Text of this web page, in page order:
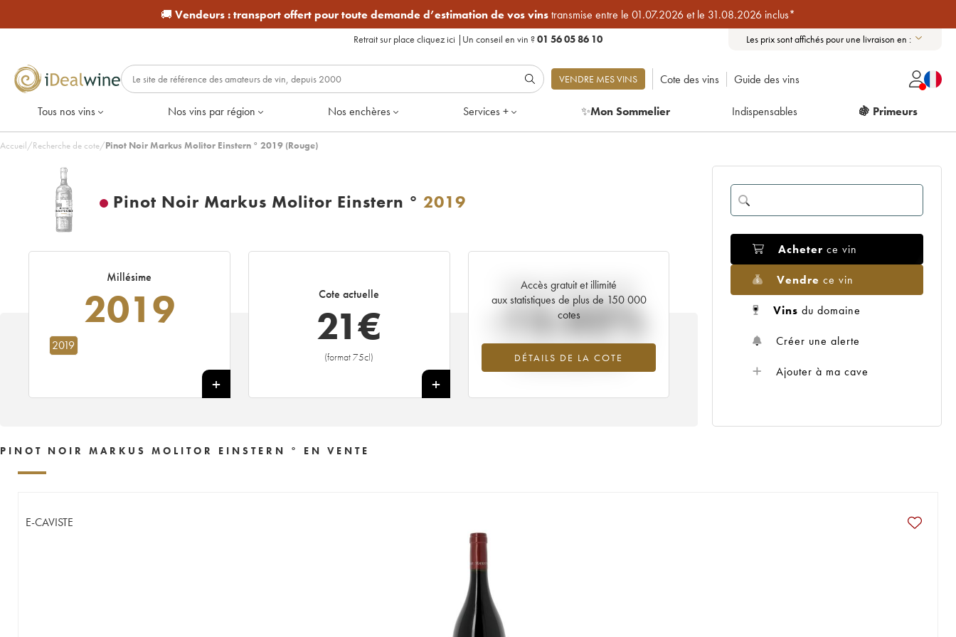
🚚 Vendeurs :transport offert pour toute demande d’estimation de vos vinstransmise entre le 01.07.2026 et le 31.08.2026 inclus*
Retrait sur place cliquez ici | Un conseil en vin ?01 56 05 86 10 Les prix sont affichés pour une livraison en :
VENDRE MES VINS Cote des vins Guide des vins
Tous nos vins Nos vins par région Nos enchères Services + ✨Mon Sommelier Indispensables 🍇 Primeurs
Accueil/Recherche de cote/Pinot Noir Markus Molitor Einstern ° 2019 (Rouge)
Pinot Noir Markus Molitor Einstern ° 2019
Millésime
2019
2019
Cote actuelle
21€
(format 75cl)
+
Accès gratuit et illimité
aux statistiques de plus de 150 000
cotes
DÉTAILS DE LA COTE
Tendance actuelle de la cote
-15.02%
Tendance à la baisse du millésime 2019
en 2026 par rapport à 2025
Acheter ce vin
Vendre ce vin
Vins du domaine
Créer une alerte
Ajouter à ma cave
PINOT NOIR MARKUS MOLITOR EINSTERN ° EN VENTE
E-CAVISTE